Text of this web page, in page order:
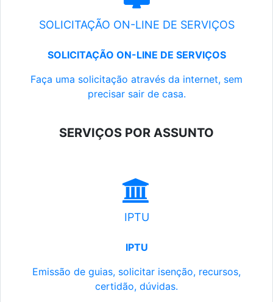
SOLICITAÇÃO ON-LINE DE SERVIÇOS
SOLICITAÇÃO ON-LINE DE SERVIÇOS
Faça uma solicitação através da internet, sem
precisar sair de casa.
SERVIÇOS POR ASSUNTO
IPTU
IPTU
Emissão de guias, solicitar isenção, recursos,
certidão, dúvidas.